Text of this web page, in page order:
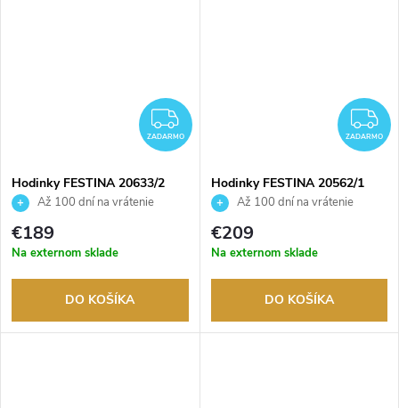
ZADARMO
ZADARMO
Hodinky FESTINA 20633/2
Až 100 dní na vrátenie
tovaru. Autorizovaný predajca.
€189
Na externom sklade
DO KOŠÍKA
ZADARMO
Hodinky FESTINA 20562/1
Až 100 dní na vrátenie
tovaru. Autorizovaný predajca.
€209
Na externom sklade
DO KOŠÍKA